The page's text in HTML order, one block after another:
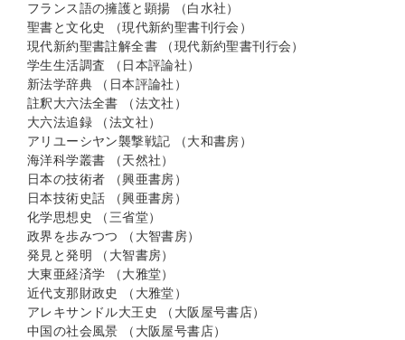
フランス語の擁護と顕揚 （白水社）
聖書と文化史 （現代新約聖書刊行会）
現代新約聖書註解全書 （現代新約聖書刊行会）
学生生活調査 （日本評論社）
新法学辞典 （日本評論社）
註釈大六法全書 （法文社）
大六法追録 （法文社）
アリユーシヤン襲撃戦記 （大和書房）
海洋科学叢書 （天然社）
日本の技術者 （興亜書房）
日本技術史話 （興亜書房）
化学思想史 （三省堂）
政界を歩みつつ （大智書房）
発見と発明 （大智書房）
大東亜経済学 （大雅堂）
近代支那財政史 （大雅堂）
アレキサンドル大王史 （大阪屋号書店）
中国の社会風景 （大阪屋号書店）